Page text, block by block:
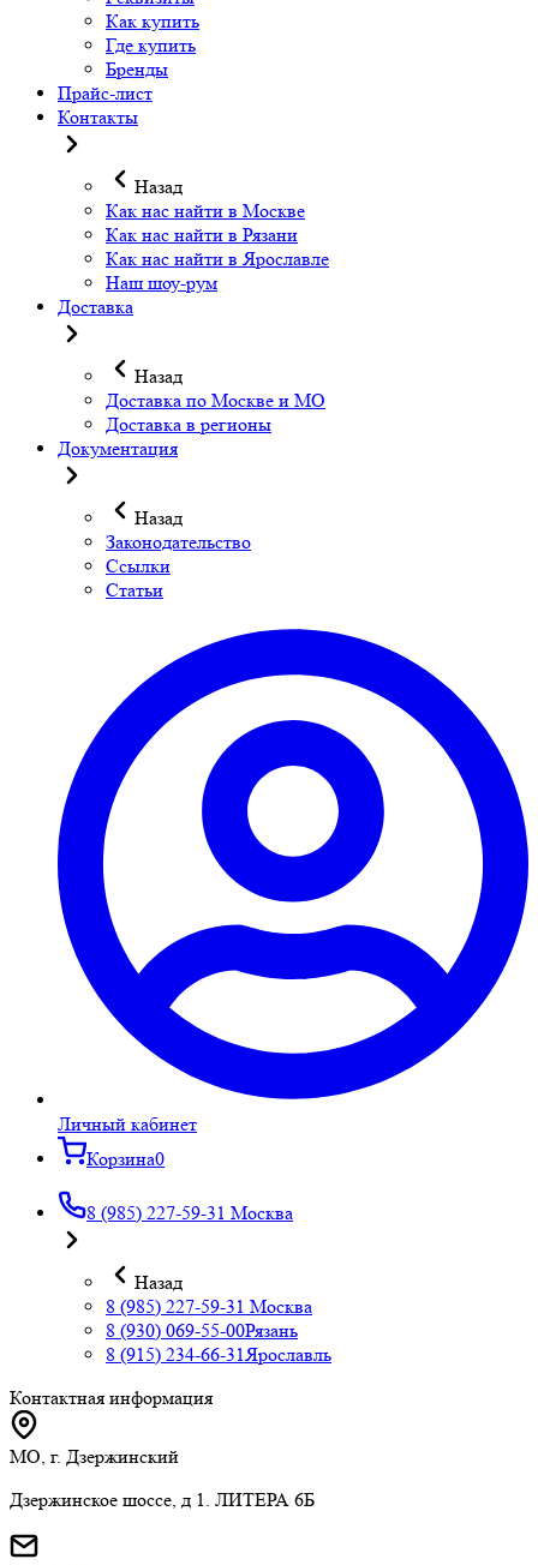
Как купить
Где купить
Бренды
Прайс-лист
Контакты
Назад
Как нас найти в Москве
Как нас найти в Рязани
Как нас найти в Ярославле
Наш шоу-рум
Доставка
Назад
Доставка по Москве и МО
Доставка в регионы
Документация
Назад
Законодательство
Ссылки
Статьи
Личный кабинет
Корзина0
8 (985) 227-59-31 Москва
Назад
8 (985) 227-59-31 Москва
8 (930) 069-55-00Рязань
8 (915) 234-66-31Ярославль
Контактная информация
МО, г. Дзержинский
Дзержинское шоссе, д 1. ЛИТЕРА 6Б